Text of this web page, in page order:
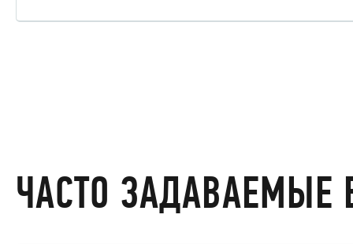
ЧАСТО ЗАДАВАЕМЫЕ